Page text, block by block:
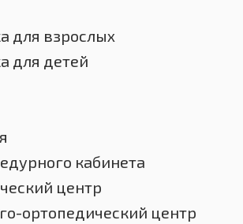
для взрослых
для детей
кабинета
центр
ортопедический центр